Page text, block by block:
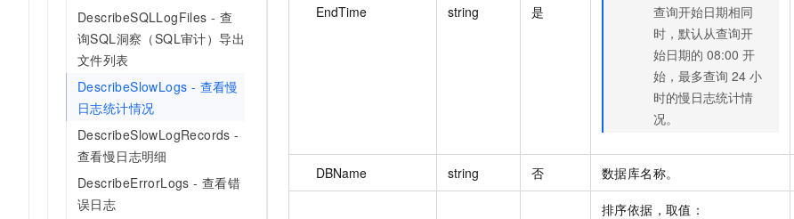
DescribeSQLLogFiles - 查
询SQL洞察（SQL审计）导出
文件列表
DescribeSlowLogs - 查看慢
日志统计情况
DescribeSlowLogRecords -
查看慢日志明细
DescribeErrorLogs - 查看错
误日志
EndTime string 是
查询开始日期相同
时，默认从查询开
始日期的 08:00 开
始，最多查询 24 小
时的慢日志统计情
况。
DBName string 否 数据库名称。
排序依据，取值：